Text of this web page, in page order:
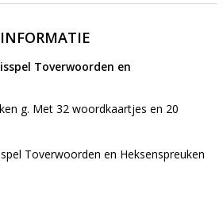
INFORMATIE
Toverwoorden en
g. Met 32 woordkaartjes en 20
Toverwoorden en Heksenspreuken